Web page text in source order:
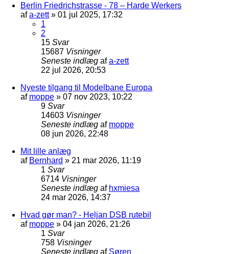
Berlin Friedrichstrasse - 78 – Harde Werkers
afa-zett» 01 jul 2025, 17:32
1
2
15 Svar
15687 Visninger
Seneste indlæg afa-zett
22 jul 2026, 20:53
Nyeste tilgang til Modelbane Europa
af moppe » 07 nov 2023, 10:22
9 Svar
14603 Visninger
Seneste indlæg af moppe
08 jun 2026, 22:48
Mit lille anlæg
af Bernhard » 21 mar 2026, 11:19
1 Svar
6714 Visninger
Seneste indlæg af hxmiesa
24 mar 2026, 14:37
Hvad gør man? - Heljan DSB rutebil
af moppe » 04 jan 2026, 21:26
1 Svar
758 Visninger
Seneste indlæg af Søren